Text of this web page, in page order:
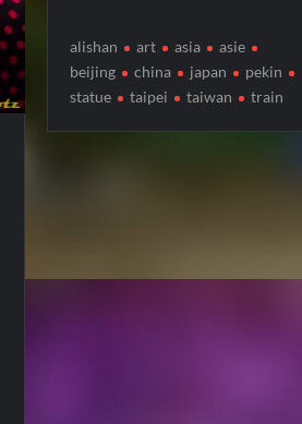
alishan art asia
asie
beijing
china japan
pekin
statue
taipei taiwan train